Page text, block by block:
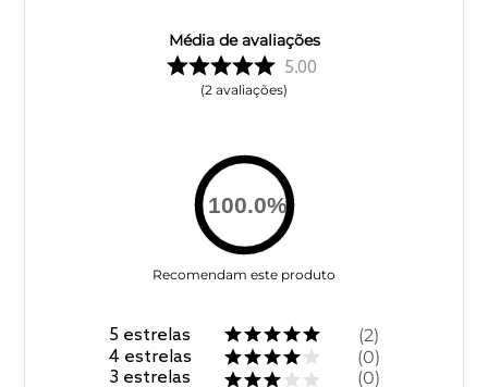
Média de avaliações
5.00
2 avaliações
100.0%
Recomendam este produto
5 estrelas
4 estrelas
3 estrelas
2
0
0